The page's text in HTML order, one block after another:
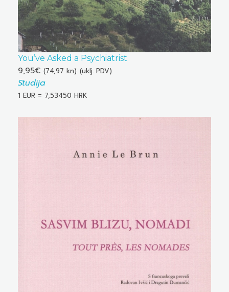
You’ve Asked a Psychiatrist
9,95€ (74,97 kn) (uklj. PDV)
Studija
1 EUR = 7,53450 HRK